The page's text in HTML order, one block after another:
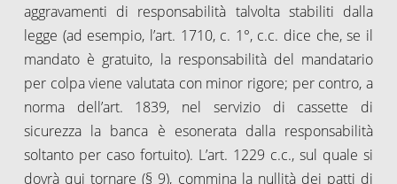
aggravamenti di responsabilità talvolta stabiliti dalla
legge (ad esempio, l’art. 1710, c. 1°, c.c. dice che, se il
mandato è gratuito, la responsabilità del mandatario
per colpa viene valutata con minor rigore; per contro, a
norma dell’art. 1839, nel servizio di cassette di
sicurezza la banca è esonerata dalla responsabilità
soltanto per caso fortuito). L’art. 1229 c.c., sul quale si
dovrà qui tornare (§ 9), commina la nullità dei patti di